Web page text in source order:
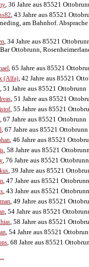
, 36 Jahre aus 85521
, 43 Jahre aus 85521
am Bahnhof.
, 34 Jahre aus 85521
Ottobrunn,
, 65 Jahre aus 85521
(Alfa), 42 Jahre aus 85521
, 51 Jahre aus 85521 Ottobrunn
, 51 Jahre aus 85521
, 55 Jahre aus 85521
, 67 Jahre aus 85521 Ottobrunn
, 67 Jahre aus 85521 Ottobrunn
, 46 Jahre aus 85521
, 58 Jahre aus 85521
, 76 Jahre aus 85521 Ottobrunn
, 39 Jahre aus 85521
, 47 Jahre aus 85521 Ottobrunn
, 43 Jahre aus 85521 Ottobrunn
, 49 Jahre aus 85521
, 54 Jahre aus 85521
, 58 Jahre aus 85521
, 54 Jahre aus 85521
, 68 Jahre aus 85521